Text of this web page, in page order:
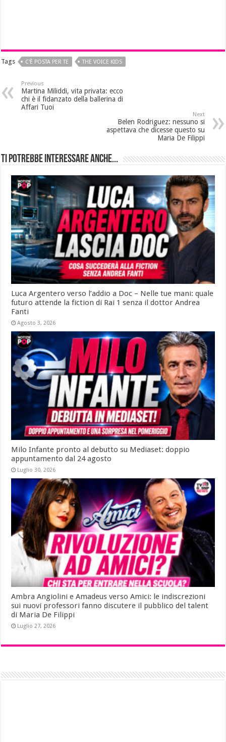
Tags C'È POSTA PER TE THE VOICE KIDS
Previous
Martina Miliddi, vita privata: ecco
chi è il fidanzato della ballerina di
Affari Tuoi
Next
Belen Rodriguez: nessuno si
aspettava che dicesse questo su
Maria De Filippi
Ti potrebbe interessare anche...
Luca Argentero verso l’addio a Doc – Nelle tue mani: quale
futuro attende la fiction di Rai 1 senza il dottor Andrea
Fanti
Agosto 3, 2026
Milo Infante pronto al debutto su Mediaset: doppio
appuntamento dal 24 agosto
Luglio 30, 2026
Ambra Angiolini e Amadeus verso Amici: le indiscrezioni
sui nuovi professori fanno discutere il pubblico del talent
di Maria De Filippi
Luglio 27, 2026